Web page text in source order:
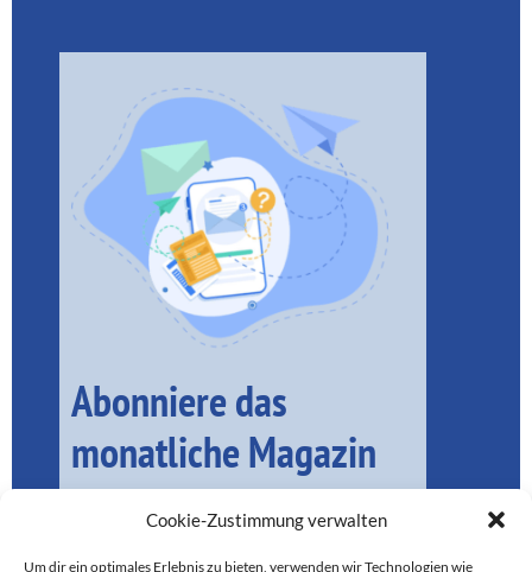
Cookie-Zustimmung verwalten
Um dir ein optimales Erlebnis zu bieten, verwenden wir Technologien wie
Abonniere das
monatliche Magazin